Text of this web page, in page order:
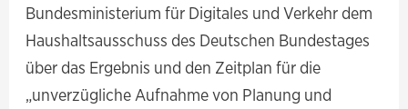
Bundesministerium für Digitales und Verkehr dem
Haushaltsausschuss des Deutschen Bundestages
über das Ergebnis und den Zeitplan für die
„unverzügliche Aufnahme von Planung und